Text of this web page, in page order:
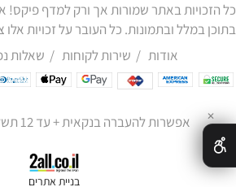
כל הזכויות באתר שמורות אך ורק למדף פיקס!
בתוכן במלל ובתמונות. כל העובר על זכויות אלו
אודות / שירות לקוחות / שאלות
אפשרות להעברה בנקאית + עד 12 תשלומים ללא ריבית
בניית אתרים
✕